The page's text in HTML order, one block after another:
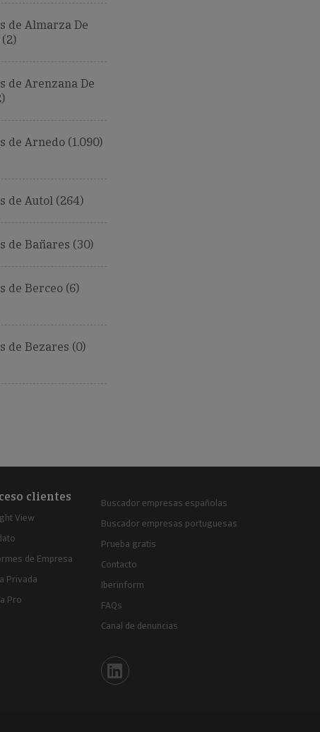
de Almarza De
de Arenzana De
de Arnedo (1.090)
de Autol (264)
de Bañares (30)
de Berceo (6)
de Bezares (0)
clientes
View
de Empresa
Privada
Pro
Buscador empresas españolas
Buscador empresas portuguesas
Prueba gratis
Contacto
Iberinform
FAQs
Canal de denuncias
Iberinform en Linkedin